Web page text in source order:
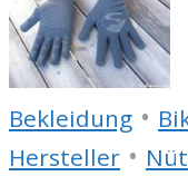
Bekleidung •
Hersteller •